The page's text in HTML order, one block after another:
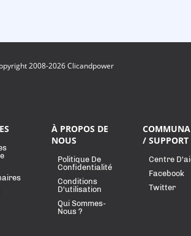
2008-2026 Clicandpower
À PROPOS DE
NOUS
Politique De
Confidentialité
Conditions
D'utilisation
Qui Sommes-
Nous ?
/ SUPPORT
Centre
Facebook
Twitter